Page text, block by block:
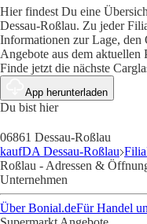
Hier findest Du eine
Dessau-Roßlau. Zu jeder
Informationen zur Lage,
Angebote aus dem aktuellen
Finde jetzt die nächste
App herunterladen
Du bist hier
06861 Dessau-Roßlau
kaufDA Dessau-Roßlau
Roßlau - Adressen &
Unternehmen
Über Bonial.deFür Handel